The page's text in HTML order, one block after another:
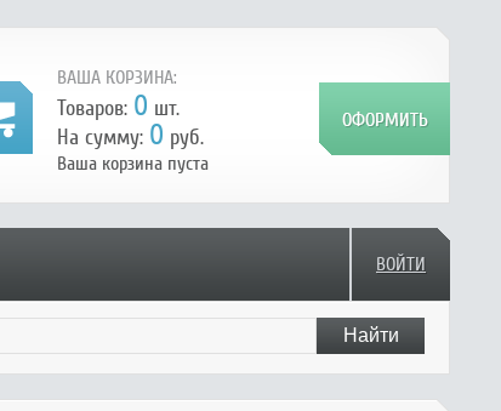
ВАША КОРЗИНА:
Товаров: 0 шт.
На сумму: 0 руб.
Ваша корзина пуста
ВОЙТИ